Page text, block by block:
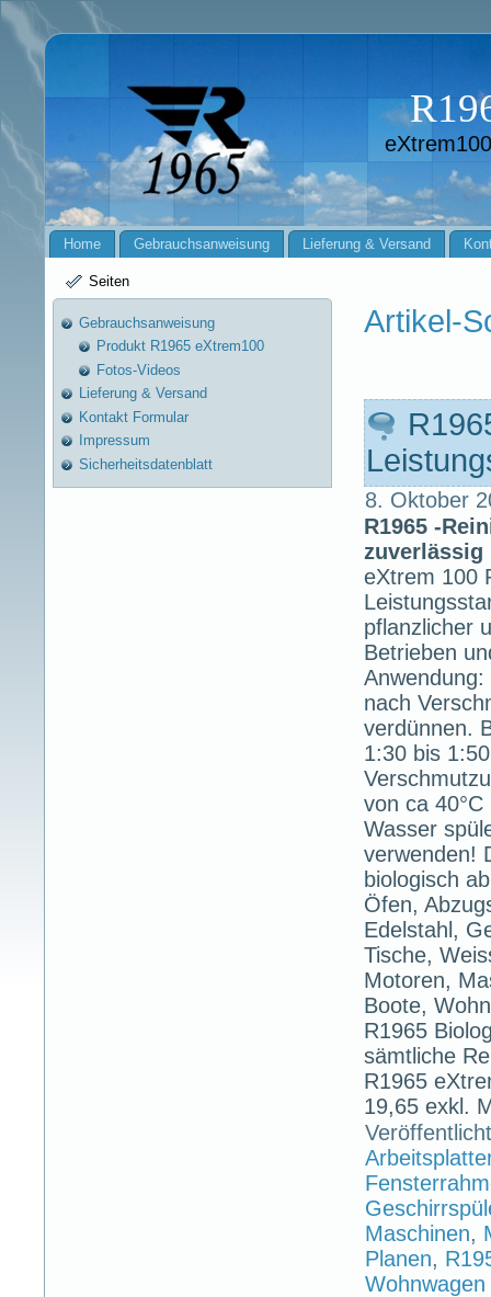
Home Gebrauchsanweisung Lieferung & Versand
Seiten
Gebrauchsanweisung
Produkt R1965 eXtrem100
Fotos-Videos
Lieferung & Versand
Kontakt Formular
Impressum
Sicherheitsdatenblatt
Artikel-
8. Oktober
R1965 -
zuverlässig
eXtrem 100
pflanzlicher
Betrieben
nach
verdünnen.
1:30 bis
von ca
Wasser
verwenden!
biologisch
Öfen,
Edelstahl,
Tische,
Motoren,
Boote,
R1965
sämtliche
R1965
19,65 exkl.
Maschinen,
Planen,
Wohnwagen